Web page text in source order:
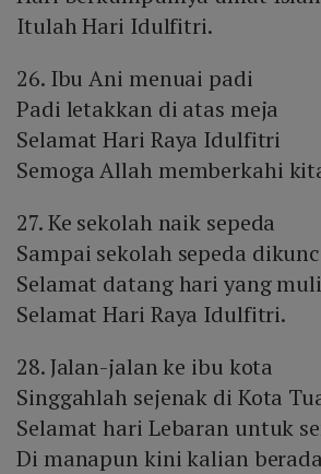
Itulah Hari Idulfitri.
26. Ibu Ani menuai padi
Padi letakkan di atas meja
Selamat Hari Raya Idulfitri
Semoga Allah memberkahi
27. Ke sekolah naik sepeda
Sampai sekolah sepeda
Selamat datang hari yang
Selamat Hari Raya Idulfitri.
28. Jalan-jalan ke ibu kota
Singgahlah sejenak di Kota
Selamat hari Lebaran untuk
Di manapun kini kalian